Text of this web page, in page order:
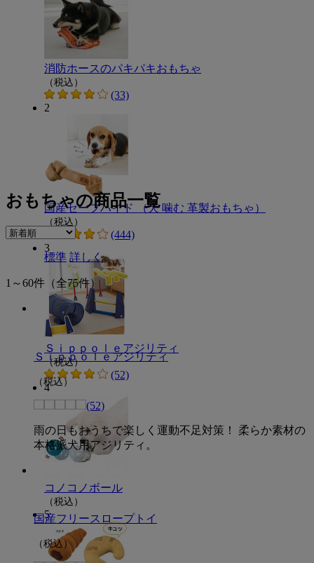
消防ホースのパキパキおもちゃ
（税込）
(33)
2
国産セーフハイド （犬 噛む 革製おもちゃ）
（税込）
(444)
3
Ｓｉｐｐｏｌｅアジリティ
（税込）
(52)
4
コノコノボール
（税込）
5
おもちゃの商品一覧
標準 詳しく
1～60件 （全75件）
Ｓｉｐｐｏｌｅアジリティ
（税込）
(52)
雨の日もおうちで楽しく運動不足対策！ 柔らか素材の
本格派犬用アジリティ。
国産フリースロープトイ
（税込）